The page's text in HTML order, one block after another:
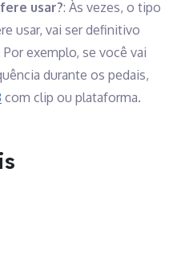
usar?: Às vezes, o tipo
usar, vai ser definitivo
exemplo, se você vai
durante os pedais,
com clip ou plataforma.